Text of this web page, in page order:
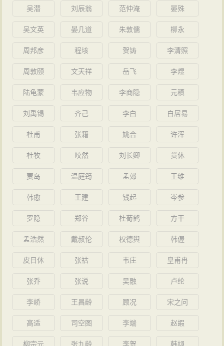
用，拳拳之心可以使铁石心肠之人动容。但过于冷静理
智的曹叡却心如古井，不起微澜，对于曹植的种种表白
12年中，曾被迁封过多次，最后的封地在陈郡。
太和三年（229年），38岁的曹植徙封东阿，其间潜
郁中病逝，时年41岁，遵照遗愿，将其葬于东阿鱼山。
后人称之为“陈王”或“陈思王”。
吴潜 刘辰翁 范仲淹 晏殊
吴文英 晏几道 朱敦儒 柳永
周邦彦 程垓 贺铸 李清照
周敦颐 文天祥 岳飞 李煜
陆龟蒙 韦应物 李商隐 元稹
刘禹锡 齐己 李白 白居易
杜甫 张籍 姚合 许浑
杜牧 皎然 刘长卿 贯休
贾岛 温庭筠 孟郊 王维
韩愈 王建 钱起 岑参
罗隐 郑谷 杜荀鹤 方干
孟浩然 戴叔伦 权德舆 韩偓
皮日休 张祜 韦庄 皇甫冉
张乔 张说 吴融 卢纶
李峤 王昌龄 顾况 宋之问
高适 司空图 李端 赵嘏
柳宗元 张九龄 李贺 韩翃